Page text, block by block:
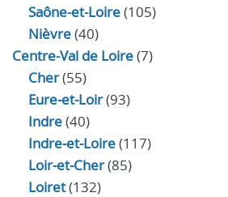
Saône-et-Loire(105)
Nièvre(40)
Centre-Val de Loire(7)
Cher(55)
Eure‑et‑Loir(93)
Indre(40)
Indre‑et‑Loire(117)
Loir‑et‑Cher(85)
Loiret(132)